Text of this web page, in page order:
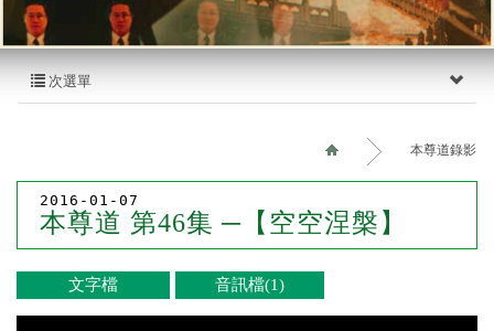
次選單
本尊道錄影
2016-01-07
本尊道 第46集 ─【空空涅槃】
文字檔 音訊檔(1)